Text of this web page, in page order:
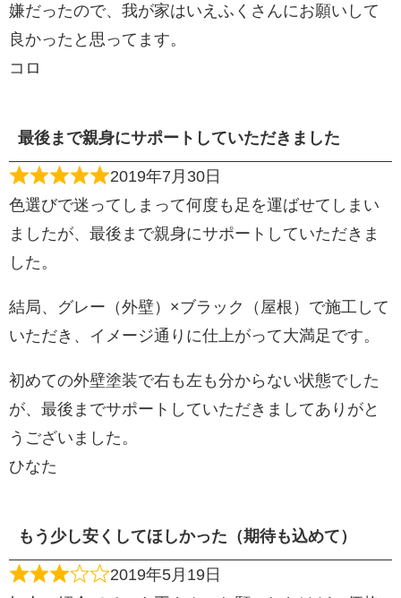
嫌だったので、我が家はいえふくさんにお願いして
良かったと思ってます。
コロ
最後まで親身にサポートしていただきました
2019年7月30日
色選びで迷ってしまって何度も足を運ばせてしまい
ましたが、最後まで親身にサポートしていただきま
した。
結局、グレー（外壁）×ブラック（屋根）で施工して
いただき、イメージ通りに仕上がって大満足です。
初めての外壁塗装で右も左も分からない状態でした
が、最後までサポートしていただきましてありがと
うございました。
ひなた
もう少し安くしてほしかった（期待も込めて）
2019年5月19日